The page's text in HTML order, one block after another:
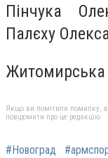
Пінчука
Палєху
Житомирська
Якщо ви помітили помилку,
повідомити про це редакцію
#Новоград